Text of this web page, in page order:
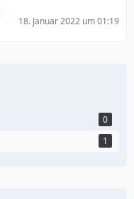
18. Januar 2022 um 01:19
0
1